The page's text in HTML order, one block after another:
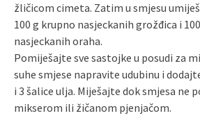
žličicom cimeta. Zatim u smjesu
100 g krupno nasjeckanih grožđica i
nasjeckanih oraha.
Pomiješajte sve sastojke u posudi za
suhe smjese napravite udubinu i
i 3 šalice ulja. Miješajte dok smjesa ne
mikserom ili žičanom pjenjačom.